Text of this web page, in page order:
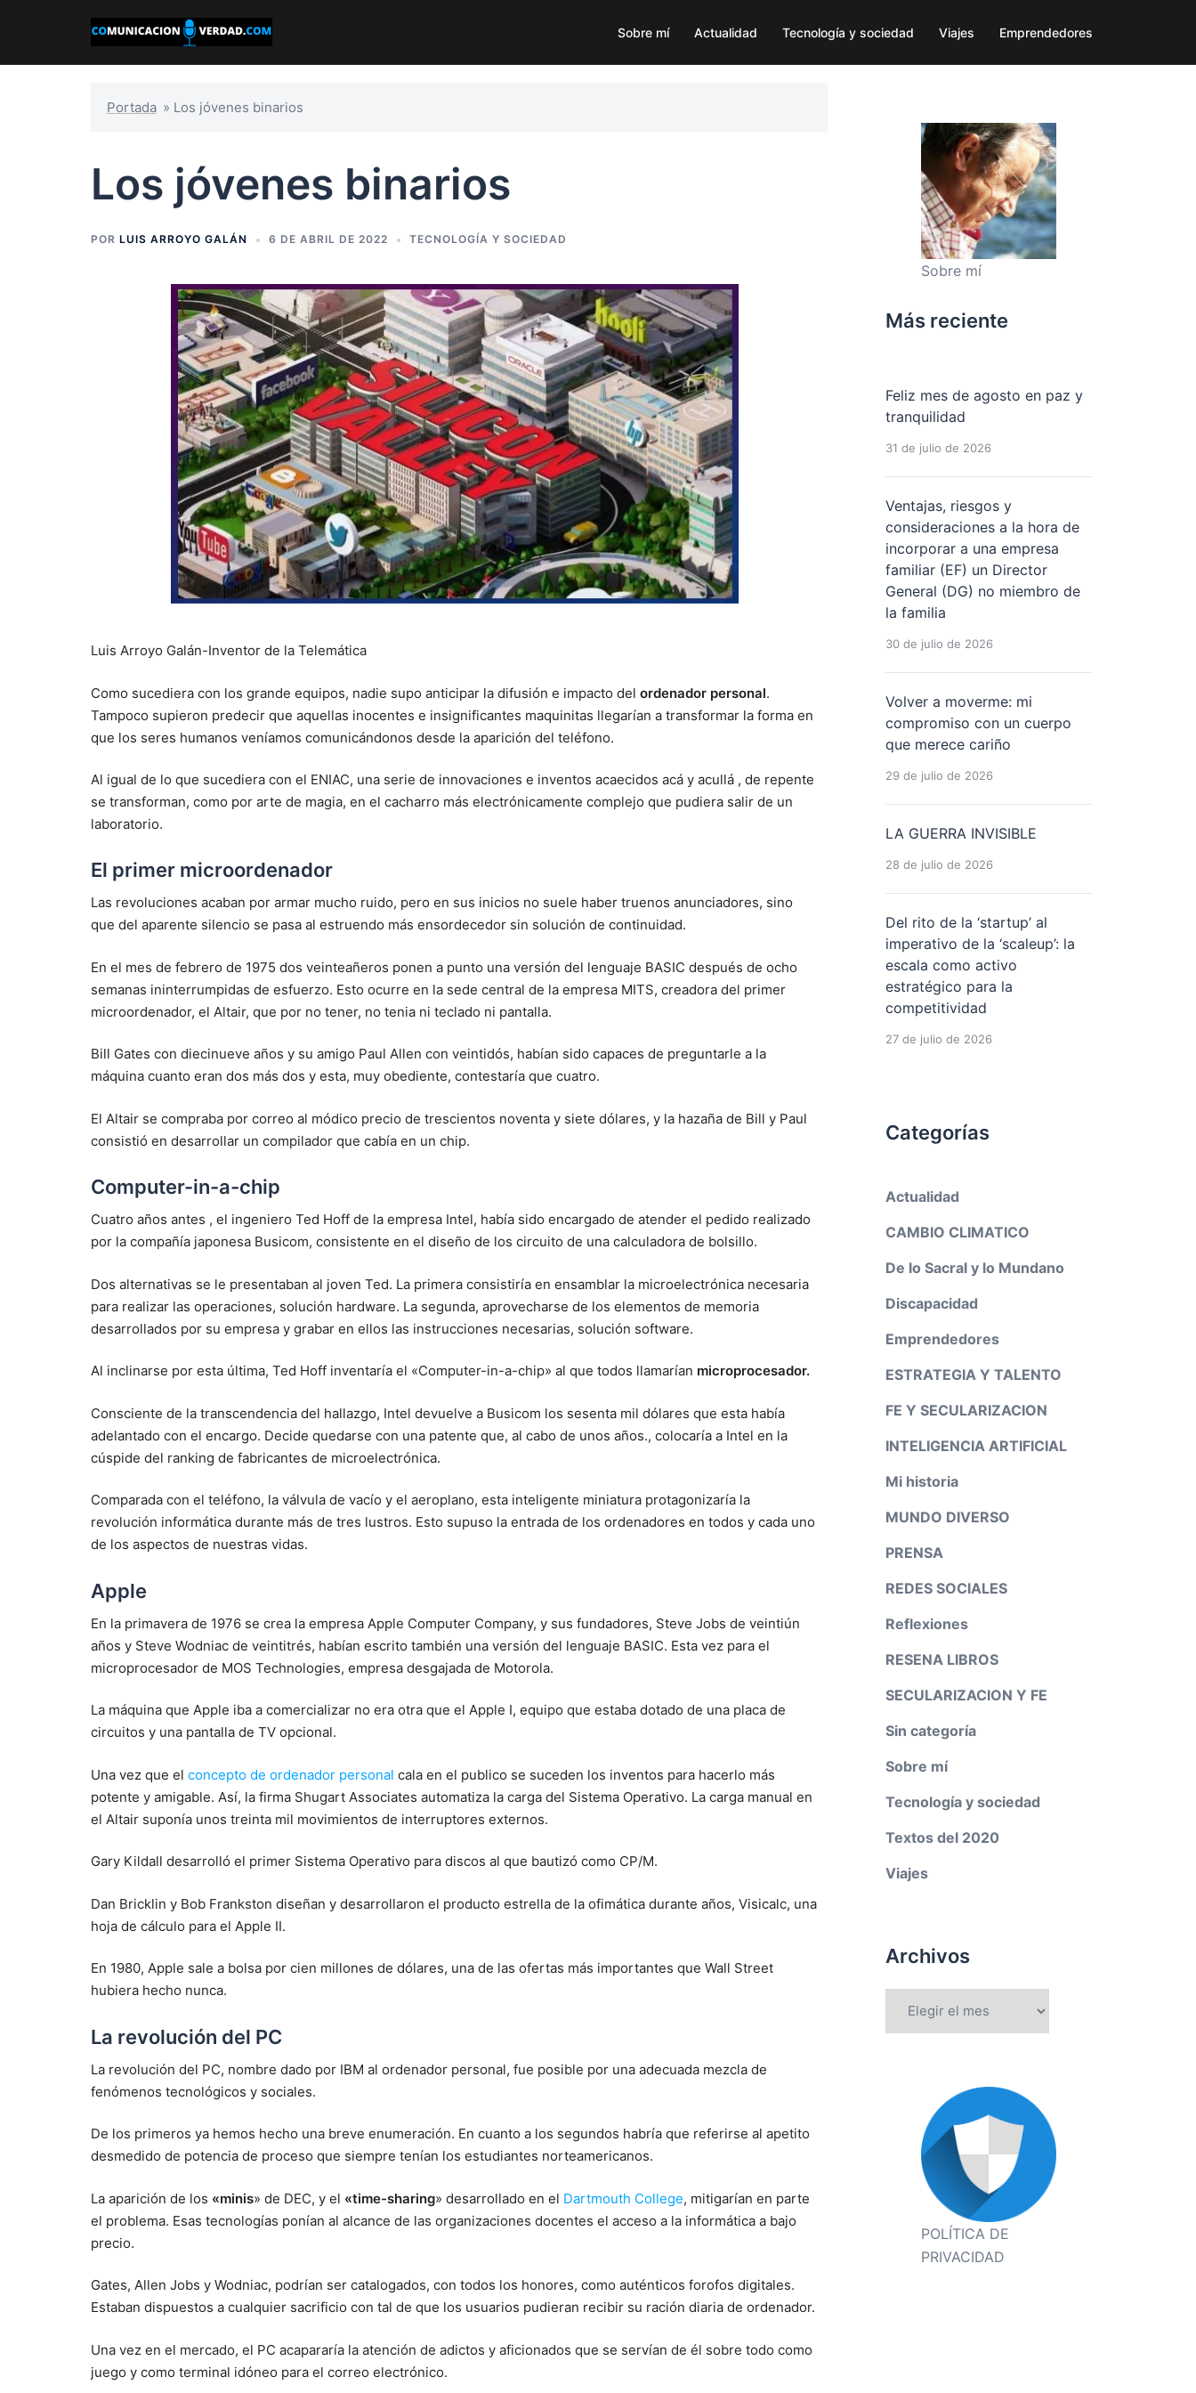
Sobre mí Actualidad Tecnología y sociedad Viajes Emprendedores
Portada » Los jóvenes binarios
Los jóvenes binarios
POR LUIS ARROYO GALÁN 6 DE ABRIL DE 2022 TECNOLOGÍA Y SOCIEDAD
Luis Arroyo Galán-Inventor de la Telemática
Como sucediera con los grande equipos, nadie supo anticipar la difusión e impacto del ordenador personal.
Tampoco supieron predecir que aquellas inocentes e insignificantes maquinitas llegarían a transformar la forma en
que los seres humanos veníamos comunicándonos desde la aparición del teléfono.
Al igual de lo que sucediera con el ENIAC, una serie de innovaciones e inventos acaecidos acá y acullá , de repente
se transforman, como por arte de magia, en el cacharro más electrónicamente complejo que pudiera salir de un
laboratorio.
El primer microordenador
Las revoluciones acaban por armar mucho ruido, pero en sus inicios no suele haber truenos anunciadores, sino
que del aparente silencio se pasa al estruendo más ensordecedor sin solución de continuidad.
En el mes de febrero de 1975 dos veinteañeros ponen a punto una versión del lenguaje BASIC después de ocho
semanas ininterrumpidas de esfuerzo. Esto ocurre en la sede central de la empresa MITS, creadora del primer
microordenador, el Altair, que por no tener, no tenia ni teclado ni pantalla.
Bill Gates con diecinueve años y su amigo Paul Allen con veintidós, habían sido capaces de preguntarle a la
máquina cuanto eran dos más dos y esta, muy obediente, contestaría que cuatro.
El Altair se compraba por correo al módico precio de trescientos noventa y siete dólares, y la hazaña de Bill y Paul
consistió en desarrollar un compilador que cabía en un chip.
Computer-in-a-chip
Cuatro años antes , el ingeniero Ted Hoff de la empresa Intel, había sido encargado de atender el pedido realizado
por la compañía japonesa Busicom, consistente en el diseño de los circuito de una calculadora de bolsillo.
Dos alternativas se le presentaban al joven Ted. La primera consistiría en ensamblar la microelectrónica necesaria
para realizar las operaciones, solución hardware. La segunda, aprovecharse de los elementos de memoria
desarrollados por su empresa y grabar en ellos las instrucciones necesarias, solución software.
Al inclinarse por esta última, Ted Hoff inventaría el «Computer-in-a-chip» al que todos llamarían microprocesador.
Consciente de la transcendencia del hallazgo, Intel devuelve a Busicom los sesenta mil dólares que esta había
adelantado con el encargo. Decide quedarse con una patente que, al cabo de unos años., colocaría a Intel en la
cúspide del ranking de fabricantes de microelectrónica.
Comparada con el teléfono, la válvula de vacío y el aeroplano, esta inteligente miniatura protagonizaría la
revolución informática durante más de tres lustros. Esto supuso la entrada de los ordenadores en todos y cada uno
de los aspectos de nuestras vidas.
Apple
En la primavera de 1976 se crea la empresa Apple Computer Company, y sus fundadores, Steve Jobs de veintiún
años y Steve Wodniac de veintitrés, habían escrito también una versión del lenguaje BASIC. Esta vez para el
microprocesador de MOS Technologies, empresa desgajada de Motorola.
La máquina que Apple iba a comercializar no era otra que el Apple I, equipo que estaba dotado de una placa de
circuitos y una pantalla de TV opcional.
Una vez que el concepto de ordenador personal cala en el publico se suceden los inventos para hacerlo más
potente y amigable. Así, la firma Shugart Associates automatiza la carga del Sistema Operativo. La carga manual en
el Altair suponía unos treinta mil movimientos de interruptores externos.
Gary Kildall desarrolló el primer Sistema Operativo para discos al que bautizó como CP/M.
Dan Bricklin y Bob Frankston diseñan y desarrollaron el producto estrella de la ofimática durante años, Visicalc, una
hoja de cálculo para el Apple II.
En 1980, Apple sale a bolsa por cien millones de dólares, una de las ofertas más importantes que Wall Street
hubiera hecho nunca.
La revolución del PC
La revolución del PC, nombre dado por IBM al ordenador personal, fue posible por una adecuada mezcla de
fenómenos tecnológicos y sociales.
De los primeros ya hemos hecho una breve enumeración. En cuanto a los segundos habría que referirse al apetito
desmedido de potencia de proceso que siempre tenían los estudiantes norteamericanos.
La aparición de los «minis» de DEC, y el «time-sharing» desarrollado en el Dartmouth College, mitigarían en parte
el problema. Esas tecnologías ponían al alcance de las organizaciones docentes el acceso a la informática a bajo
precio.
Gates, Allen Jobs y Wodniac, podrían ser catalogados, con todos los honores, como auténticos forofos digitales.
Estaban dispuestos a cualquier sacrificio con tal de que los usuarios pudieran recibir su ración diaria de ordenador.
Una vez en el mercado, el PC acapararía la atención de adictos y aficionados que se servían de él sobre todo como
juego y como terminal idóneo para el correo electrónico.
Sobre mí
Más reciente
Feliz mes de agosto en paz y
tranquilidad
31 de julio de 2026
Ventajas, riesgos y
consideraciones a la hora de
incorporar a una empresa
familiar (EF) un Director
General (DG) no miembro de
la familia
30 de julio de 2026
Volver a moverme: mi
compromiso con un cuerpo
que merece cariño
29 de julio de 2026
LA GUERRA INVISIBLE
28 de julio de 2026
Del rito de la ‘startup’ al
imperativo de la ‘scaleup’: la
escala como activo
estratégico para la
competitividad
27 de julio de 2026
Categorías
Actualidad
CAMBIO CLIMATICO
De lo Sacral y lo Mundano
Discapacidad
Emprendedores
ESTRATEGIA Y TALENTO
FE Y SECULARIZACION
INTELIGENCIA ARTIFICIAL
Mi historia
MUNDO DIVERSO
PRENSA
REDES SOCIALES
Reflexiones
RESENA LIBROS
SECULARIZACION Y FE
Sin categoría
Sobre mí
Tecnología y sociedad
Textos del 2020
Viajes
Archivos
POLÍTICA DE
PRIVACIDAD